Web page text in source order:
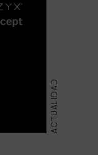
ACTUALIDAD